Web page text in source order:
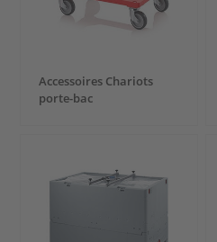
Accessoires Chariots
porte-bac